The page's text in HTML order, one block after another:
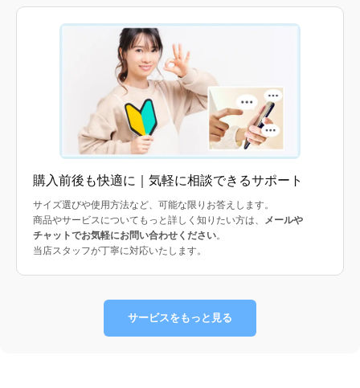
購入前後も快適に｜気軽に相談できるサポート
サイズ選びや使用方法など、可能な限りお答えします。
商品やサービスについてもっと詳しく知りたい方は、 メールや
チャットでお気軽にお問い合わせください。
当店スタッフが丁寧に対応いたします。
サービスをもっと見る